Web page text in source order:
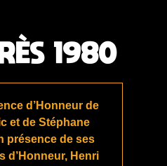
1980
d’Honneur de
et de Stéphane
présence de ses
d’Honneur, Henri